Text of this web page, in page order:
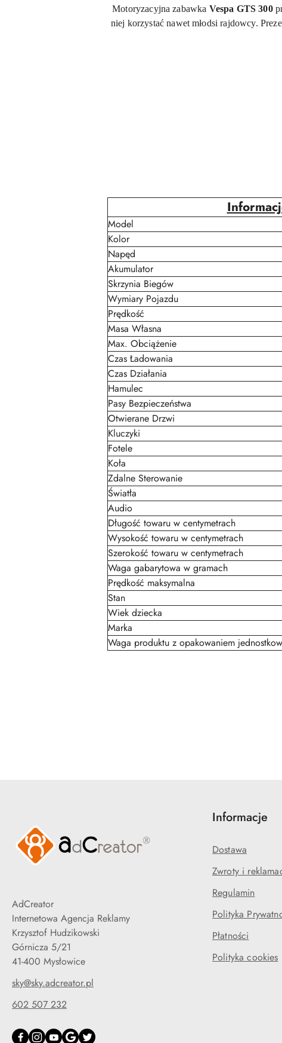
Motoryzacyjna zabawka Vespa GTS 300
niej korzystać nawet młodsi rajdowcy.
Model
Kolor
Napęd
Akumulator
Skrzynia Biegów
Wymiary Pojazdu
Prędkość
Masa Własna
Max. Obciążenie
Czas Ładowania
Czas Działania
Hamulec
Pasy Bezpieczeństwa
Otwierane Drzwi
Kluczyki
Fotele
Koła
Zdalne Sterowanie
Światła
Audio
Długość towaru w centymetrach
Wysokość towaru w centymetrach
Szerokość towaru w centymetrach
Waga gabarytowa w gramach
Prędkość maksymalna
Stan
Wiek dziecka
Marka
Waga produktu z opakowaniem
AdCreator
Internetowa Agencja Reklamy
Krzysztof Hudzikowski
Górnicza 5/21
41-400 Mysłowice
sky@sky.adcreator.pl
602 507 232
Informacje
Dostawa
Zwroty i
Regulamin
Polityka
Płatności
Polityka cookies